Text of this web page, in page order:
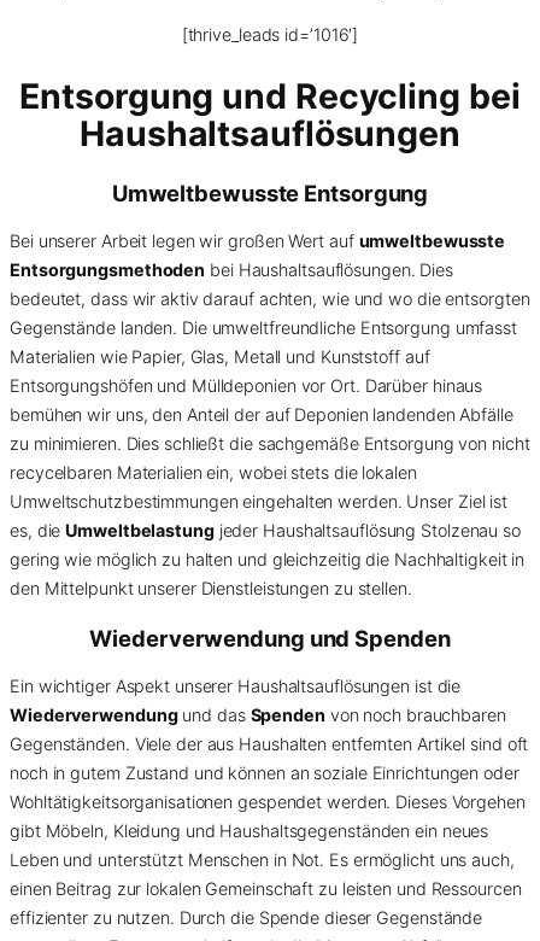
[thrive_leads id=’1016′]
Entsorgung und Recycling bei
Haushaltsauflösungen
Umweltbewusste Entsorgung
Bei unserer Arbeit legen wir großen Wert auf umweltbewusste
Entsorgungsmethoden bei Haushaltsauflösungen. Dies
bedeutet, dass wir aktiv darauf achten, wie und wo die entsorgten
Gegenstände landen. Die umweltfreundliche Entsorgung umfasst
Materialien wie Papier, Glas, Metall und Kunststoff auf
Entsorgungshöfen und Mülldeponien vor Ort. Darüber hinaus
bemühen wir uns, den Anteil der auf Deponien landenden Abfälle
zu minimieren. Dies schließt die sachgemäße Entsorgung von nicht
recycelbaren Materialien ein, wobei stets die lokalen
Umweltschutzbestimmungen eingehalten werden. Unser Ziel ist
es, dieUmweltbelastungjeder Haushaltsauflösung Stolzenau so
gering wie möglich zu halten und gleichzeitig die Nachhaltigkeit in
den Mittelpunkt unserer Dienstleistungen zu stellen.
Wiederverwendung und Spenden
Ein wichtiger Aspekt unserer Haushaltsauflösungen ist die
Wiederverwendungund das Spenden von noch brauchbaren
Gegenständen. Viele der aus Haushalten entfernten Artikel sind oft
noch in gutem Zustand und können an soziale Einrichtungen oder
Wohltätigkeitsorganisationen gespendet werden. Dieses Vorgehen
gibt Möbeln, Kleidung und Haushaltsgegenständen ein neues
Leben und unterstützt Menschen in Not. Es ermöglicht uns auch,
einen Beitrag zur lokalen Gemeinschaft zu leisten und Ressourcen
effizienter zu nutzen. Durch die Spende dieser Gegenstände